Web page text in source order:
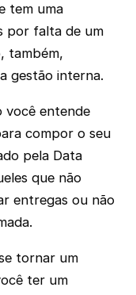
tem uma
por falta de um
também,
gestão interna.
você entende
compor o seu
pela Data
que não
entregas ou não
tornar um
ter um